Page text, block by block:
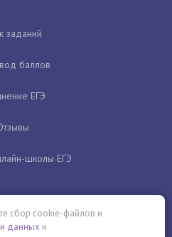
заданий
баллов
ЕГЭ
школы ЕГЭ
сбор cookie-файлов и
данных и